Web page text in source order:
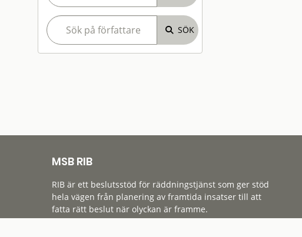
MSB RIB
RIB är ett beslutsstöd för räddningstjänst som ger stöd
hela vägen från planering av framtida insatser till att
fatta rätt beslut när olyckan är framme.